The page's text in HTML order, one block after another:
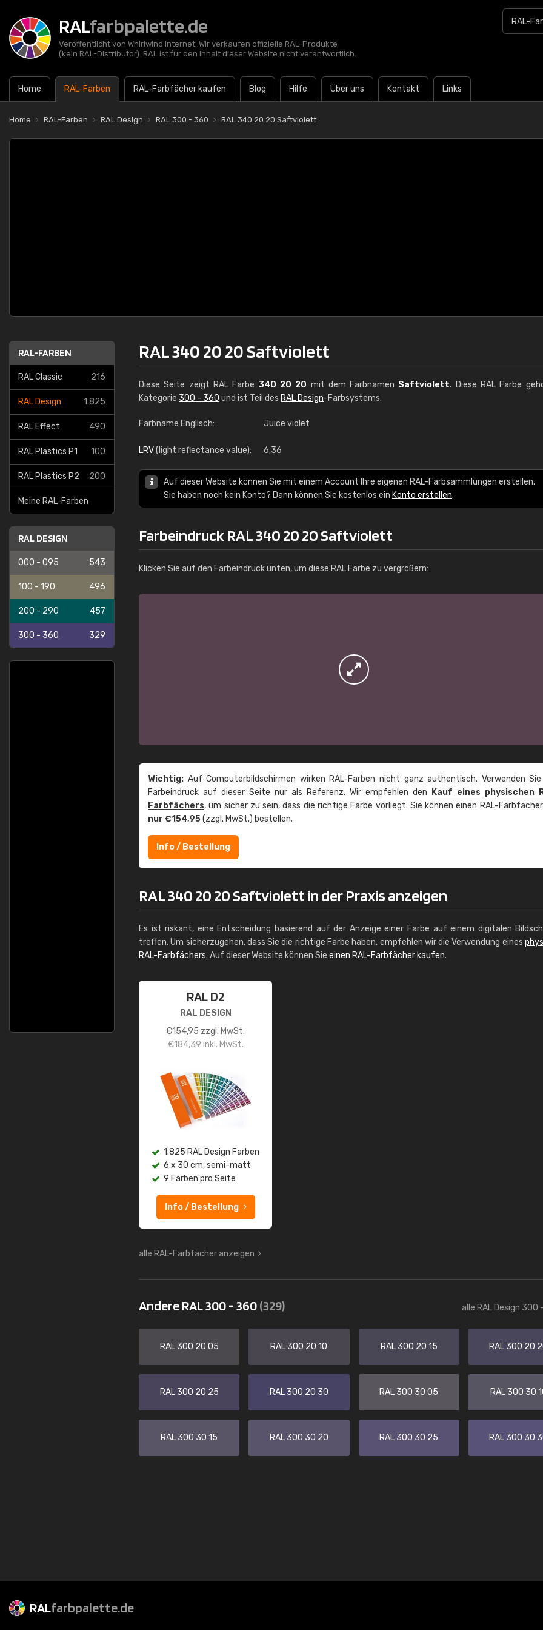
RALfarbpalette.de
Veröffentlicht von Whirlwind Internet. Wir verkaufen offizielle RAL-Produkte
(kein RAL-Distributor). RAL ist für den Inhalt dieser Website nicht verantwortlich.
Home RAL-Farben RAL-Farbfächer kaufen Blog Hilfe Über uns Kontakt Links
Home RAL-Farben RAL Design RAL 300 - 360 RAL 340 20 20 Saftviolett
RAL-FARBEN
RAL Classic 216
RAL Design 1.825
RAL Effect 490
RAL Plastics P1 100
RAL Plastics P2 200
Meine RAL-Farben
RAL DESIGN
000 - 095 543
100 - 190 496
200 - 290 457
300 - 360 329
RAL 340 20 20 Saftviolett
Diese Seite zeigt RAL Farbe 340 20 20 mit dem Farbnamen Saftviolett. Diese RAL Farbe
Kategorie 300 - 360 und ist Teil des RAL Design-Farbsystems.
Farbname Englisch: Juice violet
LRV(light reflectance value): 6,36
Auf dieser Website können Sie mit einem Account Ihre eigenen RAL-Farbsammlungen erstellen.
Sie haben noch kein Konto? Dann können Sie kostenlos ein Konto erstellen.
Farbeindruck RAL 340 20 20 Saftviolett
Klicken Sie auf den Farbeindruck unten, um diese RAL Farbe zu vergrößern:
Wichtig: Auf Computerbildschirmen wirken RAL-Farben nicht ganz authentisch. Verwenden
Farbeindruck auf dieser Seite nur als Referenz. Wir empfehlen den
Kauf eines physischen
Farbfächers, um sicher zu sein, dass die richtige Farbe vorliegt. Sie können einen RAL-
nur €154,95(zzgl. MwSt.) bestellen.
Info / Bestellung
RAL 340 20 20 Saftviolett in der Praxis anzeigen
Es ist riskant, eine Entscheidung basierend auf der Anzeige einer Farbe auf einem digitalen
treffen. Um sicherzugehen, dass Sie die richtige Farbe haben, empfehlen wir die Verwendung eines
RAL-Farbfächers. Auf dieser Website können Sie einen RAL-Farbfächer kaufen.
RAL D2
RAL DESIGN
€154,95 zzgl. MwSt.
€184,39 inkl. MwSt.
1.825 RAL Design Farben
6 x 30 cm, semi-matt
9 Farben pro Seite
Info / Bestellung
alle RAL-Farbfächer anzeigen
Andere RAL 300 - 360(329) alle RAL Design 300
RAL 300 20 05 RAL 300 20 10 RAL 300 20 15 RAL 300 20
RAL 300 20 25 RAL 300 20 30 RAL 300 30 05 RAL 300 30
RAL 300 30 15 RAL 300 30 20 RAL 300 30 25 RAL 300 30
RAL K7 auf
RALfarbpalette.de